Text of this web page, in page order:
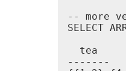
-- more
SELECT
  tea
-------